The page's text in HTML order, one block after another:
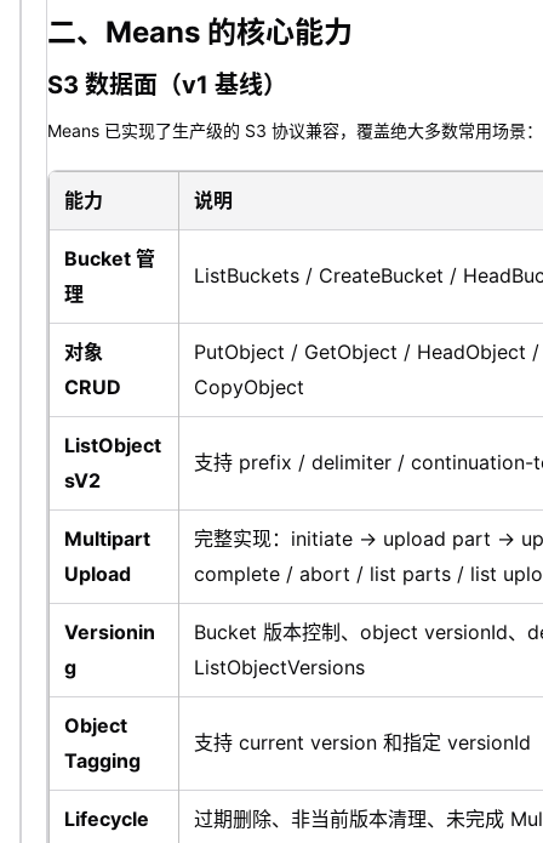
二、Means 的核心能力
S3 数据面（v1 基线）
Means 已实现了生产级的 S3 协议兼容，覆盖绝大多数常用场景：
能力 说明
Bucket 管
理
ListBuckets / CreateBucket /
对象
CRUD
PutObject / GetObject / HeadObject
CopyObject
ListObject
sV2
支持 prefix / delimiter / continuation-
Multipart
Upload
完整实现：initiate → upload part →
complete / abort / list parts / list
Versionin
g
Bucket 版本控制、object versionId、
ListObjectVersions
Object
Tagging
支持 current version 和指定 versionId
Lifecycle 过期删除、非当前版本清理、未完成